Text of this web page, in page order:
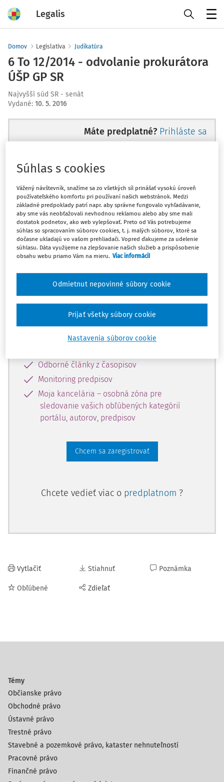
Legalis
Domov Legislatíva Judikatúra
6 To 12/2014 - odvolanie prokurátora
ÚŠP GP SR
Najvyšší súd SR - senát
Vydané: 10. 5. 2016
Máte predplatné? Prihláste sa
Ups, zatiaľ ste si prečítali len
začiatok...
Celý odborný obsah z tejto oblasti je
dostupný predplatiteľom portálu.
Odomknite si prístup k odbornému
obsahu a získajte prístup na 10 dní
zdarma, stačí sa len zaregistrovať.
Vďaka registrácii získate prístup aj k
vybranému obsahu:
Odborné články z časopisov
Monitoring predpisov
Moja kancelária – osobná zóna pre
sledovanie vašich obľúbených kategórií
portálu, autorov, predpisov
Chcem sa zaregistrovať
Chcete vedieť viac o predplatnom ?
Vytlačiť
Obľúbené
Stiahnuť
Zdieľať
Poznámka
Témy
Občianske právo
Obchodné právo
Ústavné právo
Trestné právo
Stavebné a pozemkové právo, kataster nehnuteľností
Pracovné právo
Finančné právo
Súhlas s cookies
Vážený návštevník, snažíme sa zo všetkých síl prinášať vysokú úroveň
používateľského komfortu pri používaní našich webstránok. Medzi
základné predpoklady patrí napr. aby správne fungovalo vyhľadávanie,
aby sme vás neobťažovali nevhodnou reklamou alebo aby sme mali
dostatok podnetov, ako web vylepšovať. Preto od Vás potrebujeme
súhlas so spracovaním súborov cookies, t. j. malých súborov, ktoré sa
dočasne ukladajú vo vašom prehliadači. Vopred ďakujeme za udelenie
súhlasu. Dáta využijeme na zlepšovanie našich služieb a prispôsobenie
obsahu webu priamo Vám na mieru. Viac informácií
Nastavenia súborov cookie
Odmietnut nepovinné súbory cookie
Prijať všetky súbory cookie